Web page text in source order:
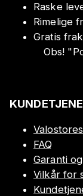
Raske
Rimelige
Gratis
Obs! "
FAQ
Garanti
Vilkår for